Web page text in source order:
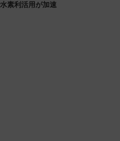
素利活用が加速